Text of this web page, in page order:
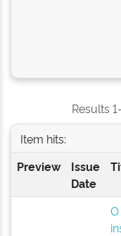
Results
Item hits:
Preview
Issue
Date